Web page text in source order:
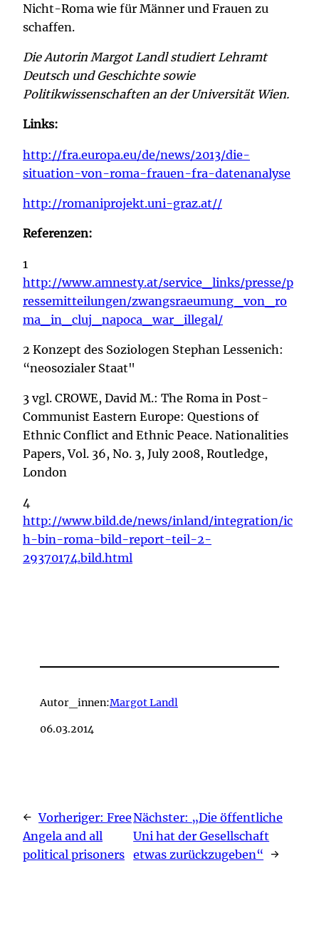
Nicht-Roma wie für Männer und Frauen zu
schaffen.
Die Autorin Margot Landl studiert Lehramt
Deutsch und Geschichte sowie
Politikwissenschaften an der Universität Wien.
Links:
http://fra.europa.eu/de/news/2013/die-
situation-von-roma-frauen-fra-datenanalyse
http://romaniprojekt.uni-graz.at//
Referenzen:
1
http://www.amnesty.at/service_links/presse/p
ressemitteilungen/zwangsraeumung_von_ro
ma_in_cluj_napoca_war_illegal/
2 Konzept des Soziologen Stephan Lessenich:
“neosozialer Staat"
3 vgl. CROWE, David M.: The Roma in Post-
Communist Eastern Europe: Questions of
Ethnic Conflict and Ethnic Peace. Nationalities
Papers, Vol. 36, No. 3, July 2008, Routledge,
London
4
http://www.bild.de/news/inland/integration/ic
h-bin-roma-bild-report-teil-2-
29370174.bild.html
Autor_innen:Margot Landl
06.03.2014
← Vorheriger: Free
Angela and all
political prisoners
Nächster: „Die öffentliche
Uni hat der Gesellschaft
etwas zurückzugeben“ →